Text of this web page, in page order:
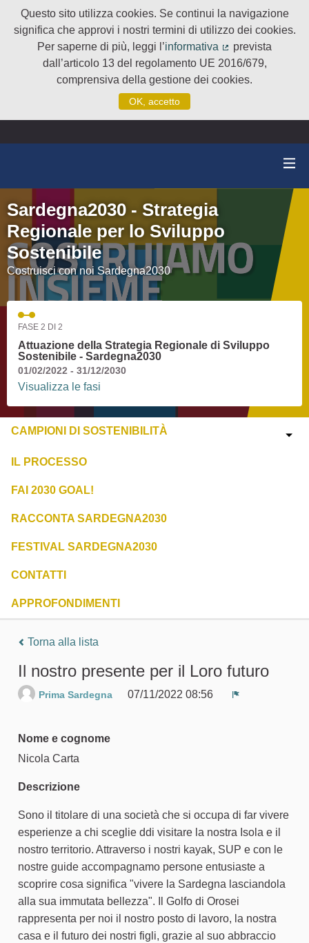
Questo sito utilizza cookies. Se continui la navigazione
significa che approvi i nostri termini di utilizzo dei cookies.
Per saperne di più, leggi l’informativa
(Collegamento
prevista
dall’articolo 13 del regolamento UE 2016/679,
comprensiva della gestione dei cookies.
OK, accetto
Sardegna2030 - Strategia
Regionale per lo Sviluppo
Sostenibile
Costruisci con noi Sardegna2030
FASE 2 DI 2
Attuazione della Strategia Regionale di Sviluppo
Sostenibile - Sardegna2030
01/02/2022 - 31/12/2030
Visualizza le fasi
CAMPIONI DI SOSTENIBILITÀ
IL PROCESSO
FAI 2030 GOAL!
RACCONTA SARDEGNA2030
FESTIVAL SARDEGNA2030
CONTATTI
APPROFONDIMENTI
Torna alla lista
Il nostro presente per il Loro futuro
Prima Sardegna
07/11/2022 08:56
Nome e cognome
Nicola Carta
Descrizione
Sono il titolare di una società che si occupa di far vivere
esperienze a chi sceglie ddi visitare la nostra Isola e il
nostro territorio. Attraverso i nostri kayak, SUP e con le
nostre guide accompagnamo persone entusiaste a
scoprire cosa significa "vivere la Sardegna lasciandola
alla sua immutata bellezza". Il Golfo di Orosei
rappresenta per noi il nostro posto di lavoro, la nostra
casa e il futuro dei nostri figli, grazie al suo abbraccio